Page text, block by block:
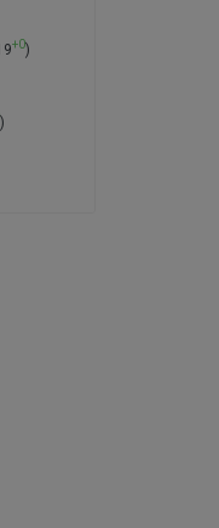
+0)
)